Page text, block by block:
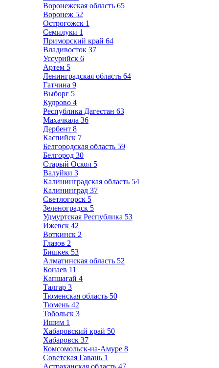
Воронежская область 65
Воронеж 52
Острогожск 1
Семилуки 1
Приморский край 64
Владивосток 37
Уссурийск 6
Артем 5
Ленинградская область 64
Гатчина 9
Выборг 5
Кудрово 4
Республика Дагестан 63
Махачкала 36
Дербент 8
Каспийск 7
Белгородская область 59
Белгород 30
Старый Оскол 5
Валуйки 3
Калининградская область 54
Калининград 37
Светлогорск 5
Зеленоградск 5
Удмуртская Республика 53
Ижевск 42
Воткинск 2
Глазов 2
Бишкек 53
Алматинская область 52
Конаев 11
Капшагай 4
Талгар 3
Тюменская область 50
Тюмень 42
Тобольск 3
Ишим 1
Хабаровский край 50
Хабаровск 37
Комсомольск-на-Амуре 8
Советская Гавань 1
Астраханская область 47